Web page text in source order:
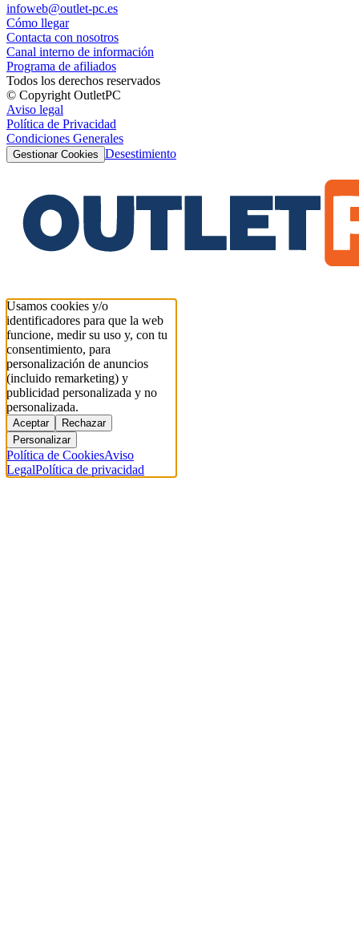
infoweb@outlet-pc.es
Cómo llegar
Contacta con nosotros
Canal interno de información
Programa de afiliados
Todos los derechos reservados
© Copyright OutletPC
Aviso legal
Política de Privacidad
Condiciones Generales
Gestionar Cookies Desestimiento
Usamos cookies y/o
identificadores para que la web
funcione, medir su uso y, con tu
consentimiento, para
personalización de anuncios
(incluido remarketing) y
publicidad personalizada y no
personalizada.
Aceptar
Rechazar
Personalizar
Política de CookiesAviso
LegalPolítica de privacidad